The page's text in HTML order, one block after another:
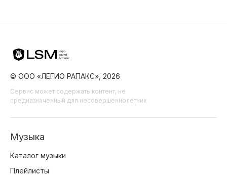
© ООО «ЛЕГИО РАПАКС», 2026
Сервис может содержать контент, не
предназначенный для несовершеннолетних
Музыка
Каталог музыки
Плейлисты